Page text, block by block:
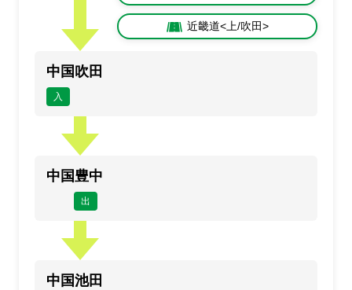
近畿道<上/吹田>
中国吹田
入
中国豊中
出
中国池田